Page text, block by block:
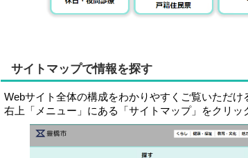
サイトマップで情報を探す
Webサイト全体の構成をわかりやすくご覧いただけ
右上「メニュー」にある「サイトマップ」をクリッ